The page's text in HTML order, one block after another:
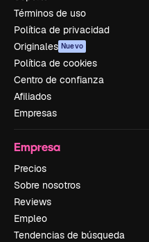
Términos de uso
Política de privacidad
Originales Nuevo
Política de cookies
Centro de confianza
Afiliados
Empresas
Empresa
Precios
Sobre nosotros
Reviews
Empleo
Tendencias de búsqueda